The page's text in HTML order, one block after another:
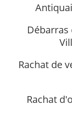
Rachat de
Rachat